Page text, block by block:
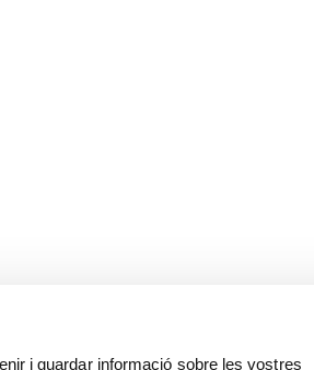
i guardar informació sobre les vostres